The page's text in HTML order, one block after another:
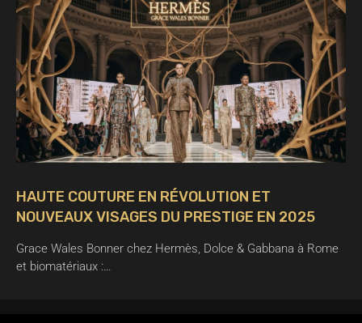
HAUTE COUTURE EN RÉVOLUTION ET
NOUVEAUX VISAGES DU PRESTIGE EN 2025
Grace Wales Bonner chez Hermès, Dolce & Gabbana à Rome
et biomatériaux :…